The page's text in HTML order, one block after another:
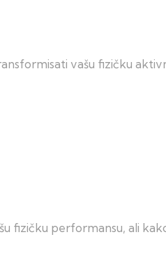
vašu fizičku
fizičku performansu, ali